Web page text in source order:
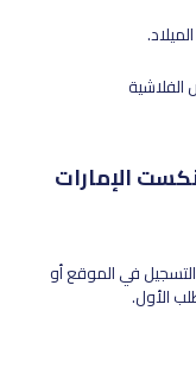
الفلاشية
الإمارات
في الموقع أو
الأول.